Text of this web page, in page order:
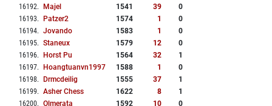
16192. Majel 1541 39
0
16193. Patzer2 1574 1
0
16194. Jovando 1583 1
0
16195. Staneux 1579 12
0
16196. Horst Pu 1564 32
1
16197. Hoangtuanvn1997 1588 1
0
16198. Drmcdeilig 1555 37
1
16199. Asher Chess 1622 8
1
16200. Olmerata 1592 10 0